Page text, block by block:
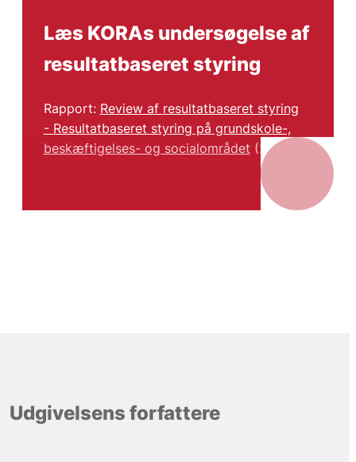
Læs KORAs undersøgelse af
resultatbaseret styring
Rapport: Review af resultatbaseret styring
- Resultatbaseret styring på grundskole-,
beskæftigelses- og socialområdet (2016).
Udgivelsens forfattere